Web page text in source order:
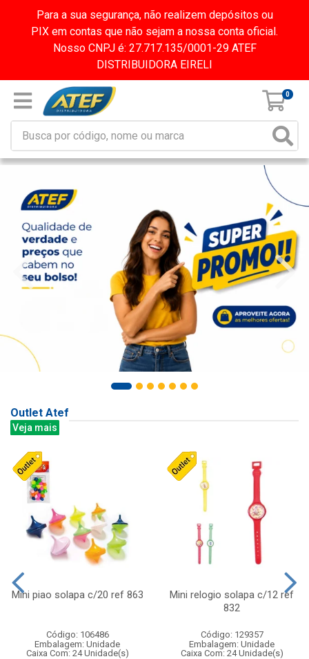
Para a sua segurança, não realizem depósitos ou
PIX em contas que não sejam a nossa conta oficial.
Nosso CNPJ é: 27.717.135/0001-29 ATEF
DISTRIBUIDORA EIRELI
0
Outlet Atef
Veja mais
Mini piao solapa c/20 ref 863
Código: 106486
Embalagem: Unidade
Caixa Com: 24 Unidade(s)
Mini relogio solapa c/12 ref
832
Código: 129357
Embalagem: Unidade
Caixa Com: 24 Unidade(s)